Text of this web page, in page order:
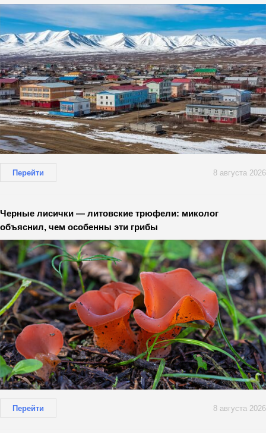
Перейти 8 августа 2026
Черные лисички — литовские трюфели: миколог
объяснил, чем особенны эти грибы
Перейти 8 августа 2026